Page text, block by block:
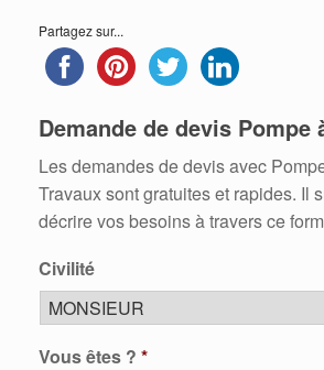
Partagez sur...
Demande de devis Pompe
Les demandes de devis avec
Travaux sont gratuites et rapides. Il
décrire vos besoins à travers ce
Civilité
Vous êtes ? *